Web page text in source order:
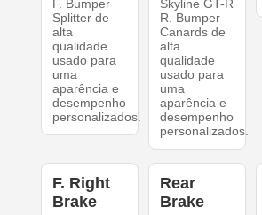
F. Bumper
Splitter de
alta
qualidade
usado para
uma
aparência e
desempenho
personalizados.
Skyline GT-R
R. Bumper
Canards de
alta
qualidade
usado para
uma
aparência e
desempenho
personalizados.
F. Right
Brake
Rear
Brake